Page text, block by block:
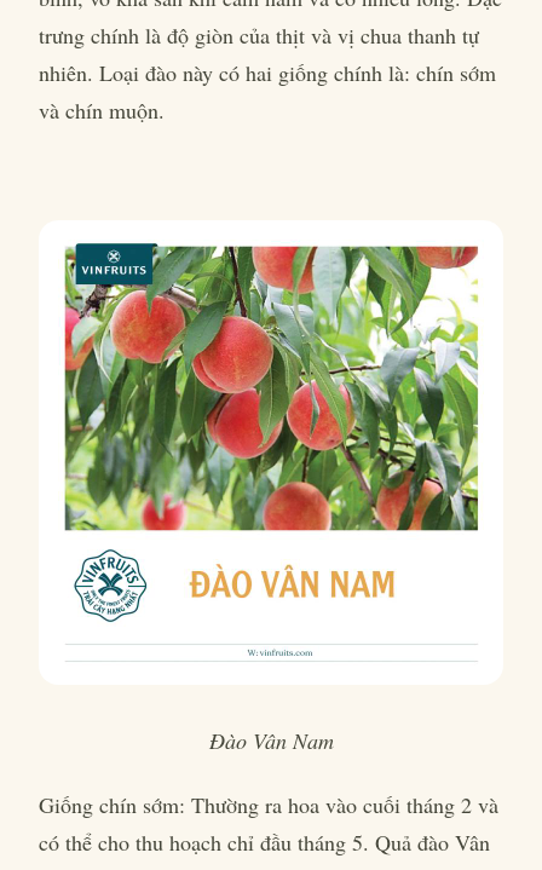
trưng chính là độ giòn của thịt và vị chua thanh tự
nhiên. Loại đào này có hai giống chính là: chín sớm
và chín muộn.
Đào Vân Nam
Giống chín sớm: Thường ra hoa vào cuối tháng 2 và
có thể cho thu hoạch chỉ đầu tháng 5. Quả đào Vân